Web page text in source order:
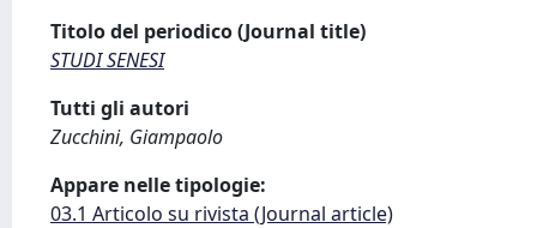
Titolo del periodico (Journal title)
STUDI SENESI
Tutti gli autori
Zucchini, Giampaolo
Appare nelle tipologie:
03.1 Articolo su rivista (Journal article)